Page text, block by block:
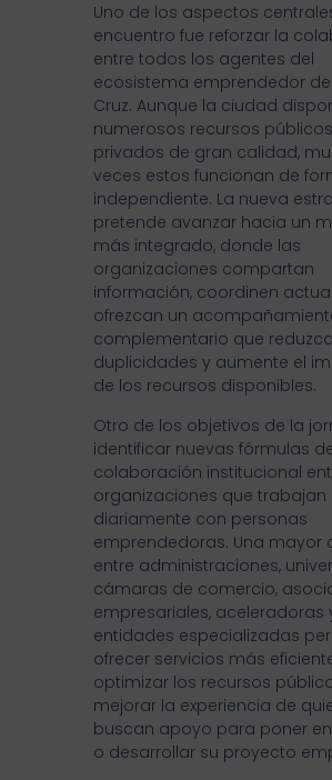
Uno de los aspectos
encuentro fue reforzar la
entre todos los agentes del
ecosistema emprendedor
Cruz. Aunque la ciudad
numerosos recursos
privados de gran calidad,
veces estos funcionan de
independiente. La nueva
pretende avanzar hacia un
más integrado, donde las
organizaciones compartan
información, coordinen
ofrezcan un
complementario que reduzca
duplicidades y aumente el
de los recursos disponibles.
Otro de los objetivos de la
identificar nuevas fórmulas
colaboración institucional
organizaciones que trabajan
diariamente con personas
emprendedoras. Una mayor
entre administraciones,
cámaras de comercio,
empresariales, aceleradoras
entidades especializadas
ofrecer servicios más
optimizar los recursos
mejorar la experiencia de
buscan apoyo para poner
o desarrollar su proyecto